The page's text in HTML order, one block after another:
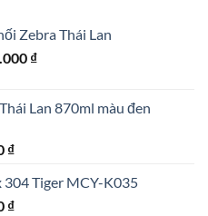
Zebra Thái Lan
₫.
₫Giá
là:
Lan 870ml màu đen
₫.
₫Giá
tại
là:
Tiger MCY-K035
₫Giá